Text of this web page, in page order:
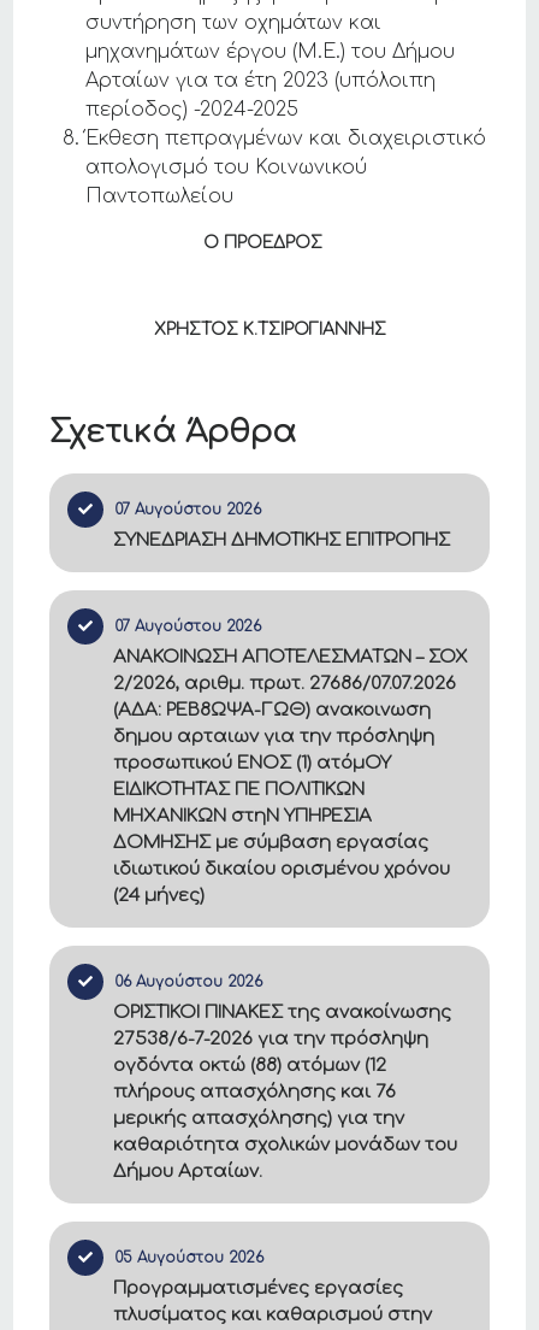
Σχετικά Άρθρα
07 Αυγούστου 2026
ΣΥΝΕΔΡΙΑΣΗ ΔΗΜΟΤΙΚΗΣ ΕΠΙΤΡΟΠΗΣ
07 Αυγούστου 2026
ΑΝΑΚΟΙΝΩΣΗ ΑΠΟΤΕΛΕΣΜΑΤΩΝ – ΣΟΧ
2/2026, αριθμ. πρωτ. 27686/07.07.2026
(ΑΔΑ: ΡΕΒ8ΩΨΑ-ΓΩΘ) ανακοινωση
δημου αρταιων για την πρόσληψη
προσωπικού ΕΝΟΣ (1) ατόμΟΥ
ΕΙΔΙΚΟΤΗΤΑΣ ΠΕ ΠΟΛΙΤΙΚΩΝ
ΜΗΧΑΝΙΚΩΝ στηΝ ΥΠΗΡΕΣΙΑ
ΔΟΜΗΣΗΣ με σύμβαση εργασίας
ιδιωτικού δικαίου ορισμένου χρόνου
(24 μήνες)
06 Αυγούστου 2026
ΟΡΙΣΤΙΚΟΙ ΠΙΝΑΚΕΣ της ανακοίνωσης
27538/6-7-2026 για την πρόσληψη
ογδόντα οκτώ (88) ατόμων (12
πλήρους απασχόλησης και 76
μερικής απασχόλησης) για την
καθαριότητα σχολικών μονάδων του
Δήμου Αρταίων.
05 Αυγούστου 2026
Προγραμματισμένες εργασίες
πλυσίματος και καθαρισμού στην
συντήρηση των οχημάτων και
μηχανημάτων έργου (Μ.Ε.) του Δήμου
Αρταίων για τα έτη 2023 (υπόλοιπη
περίοδος) -2024-2025
Έκθεση πεπραγμένων και διαχειριστικό
απολογισμό του Κοινωνικού
Παντοπωλείου
Ο ΠΡΟΕΔΡΟΣ
ΧΡΗΣΤΟΣ Κ.ΤΣΙΡΟΓΙΑΝΝΗΣ